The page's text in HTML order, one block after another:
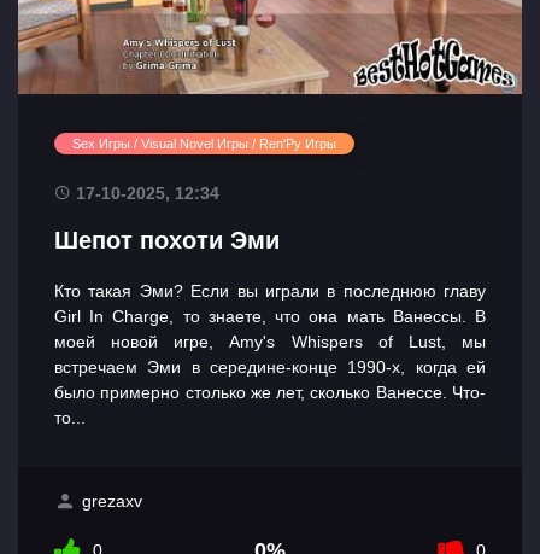
Sex Игры / Visual Novel Игры / Ren'Py Игры
17-10-2025, 12:34
Шепот похоти Эми
Кто такая Эми? Если вы играли в последнюю главу
Girl In Charge, то знаете, что она мать Ванессы. В
моей новой игре, Amy's Whispers of Lust, мы
встречаем Эми в середине-конце 1990-х, когда ей
было примерно столько же лет, сколько Ванессе. Что-
то...
grezaxv